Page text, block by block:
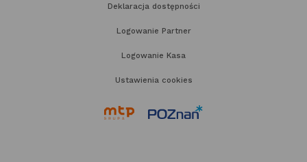
Deklaracja dostępności
Logowanie Partner
Logowanie Kasa
Ustawienia cookies
link
link